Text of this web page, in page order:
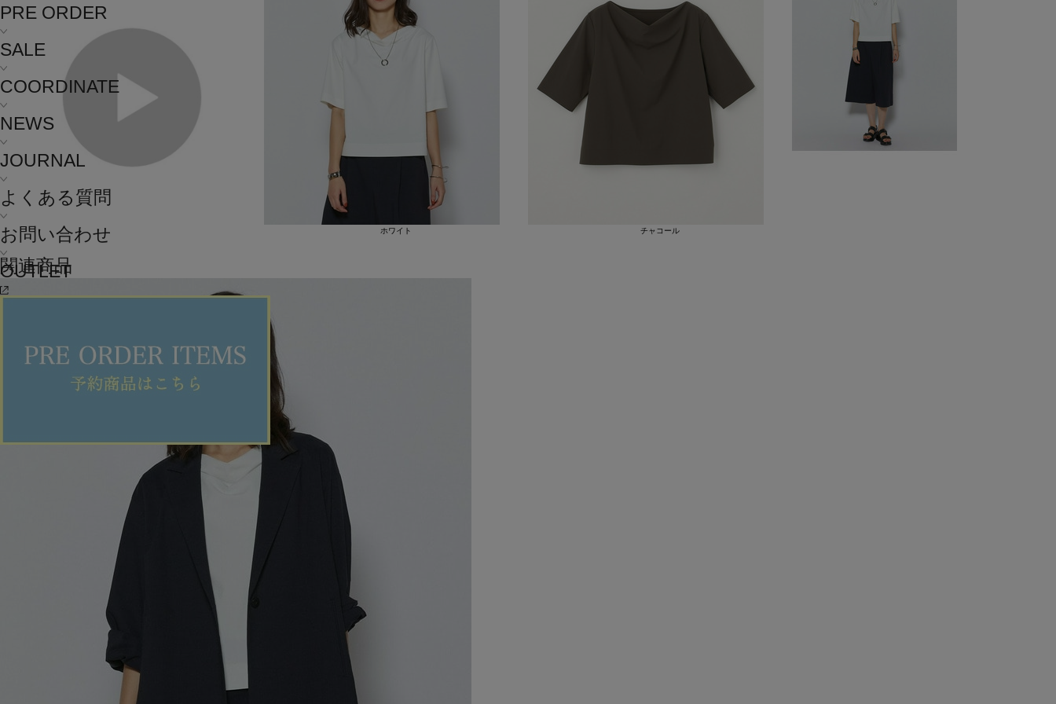
PRE ORDER
SALE
COORDINATE
NEWS
JOURNAL
よくある質問
お問い合わせ
OUTLET
ホワイト チャコール
関連商品